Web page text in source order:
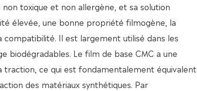
non toxique et non allergène, et sa solution
élevée, une bonne propriété filmogène, la
Il est largement utilisé dans les
biodégradables. Le film de base CMC a une
traction, ce qui est fondamentalement équivalent
des matériaux synthétiques. Par